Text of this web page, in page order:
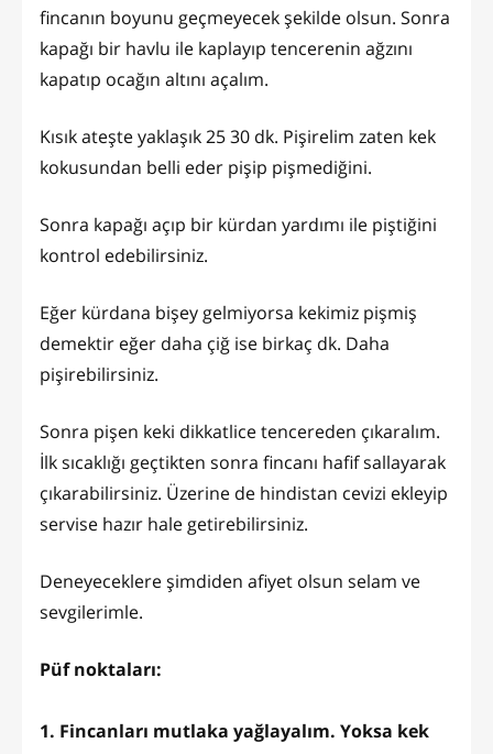
fincanın boyunu geçmeyecek şekilde olsun. Sonra
kapağı bir havlu ile kaplayıp tencerenin ağzını
kapatıp ocağın altını açalım.
Kısık ateşte yaklaşık 25 30 dk. Pişirelim zaten kek
kokusundan belli eder pişip pişmediğini.
Sonra kapağı açıp bir kürdan yardımı ile piştiğini
kontrol edebilirsiniz.
Eğer kürdana bişey gelmiyorsa kekimiz pişmiş
demektir eğer daha çiğ ise birkaç dk. Daha
pişirebilirsiniz.
Sonra pişen keki dikkatlice tencereden çıkaralım.
İlk sıcaklığı geçtikten sonra fincanı hafif sallayarak
çıkarabilirsiniz. Üzerine de hindistan cevizi ekleyip
servise hazır hale getirebilirsiniz.
Deneyeceklere şimdiden afiyet olsun selam ve
sevgilerimle.
Püf noktaları:
1. Fincanları mutlaka yağlayalım. Yoksa kek